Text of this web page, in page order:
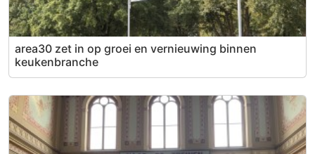
area30 zet in op groei en vernieuwing binnen
keukenbranche